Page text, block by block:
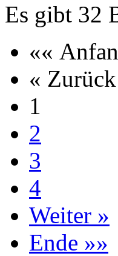
Es gibt 32
««
« Zurück
1
2
3
4
Weiter »
Ende »»